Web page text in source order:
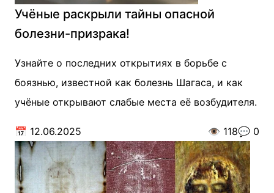
Учёные раскрыли тайны опасной
болезни-призрака!
Узнайте о последних открытиях в борьбе с
боязнью, известной как болезнь Шагаса, и как
учёные открывают слабые места её возбудителя.
📅 12.06.2025 👁️ 118💬 0